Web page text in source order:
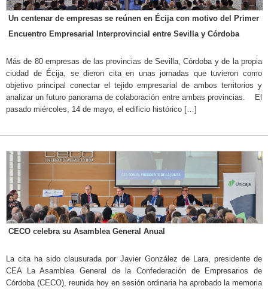
Un centenar de empresas se reúnen en Écija con motivo del Primer
Encuentro Empresarial Interprovincial entre Sevilla y Córdoba
Más de 80 empresas de las provincias de Sevilla, Córdoba y de la propia
ciudad de Écija, se dieron cita en unas jornadas que tuvieron como
objetivo principal conectar el tejido empresarial de ambos territorios y
analizar un futuro panorama de colaboración entre ambas provincias. El
pasado miércoles, 14 de mayo, el edificio histórico […]
CECO celebra su Asamblea General Anual
La cita ha sido clausurada por Javier González de Lara, presidente de
CEA La Asamblea General de la Confederación de Empresarios de
Córdoba (CECO), reunida hoy en sesión ordinaria ha aprobado la memoria